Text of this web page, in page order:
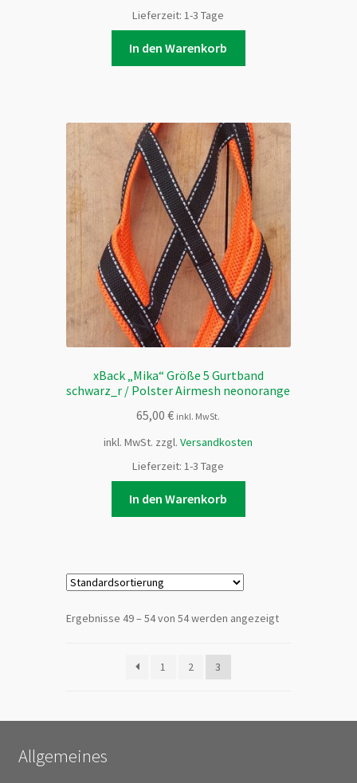
Lieferzeit:1-3 Tage
In den Warenkorb
xBack „Mika“ Größe 5 Gurtband
schwarz_r / Polster Airmesh neonorange
65,00€ inkl. MwSt.
inkl. MwSt. zzgl.Versandkosten
Lieferzeit:1-3 Tage
In den Warenkorb
Ergebnisse 49 – 54 von 54 werden angezeigt
1 2 3
Allgemeines